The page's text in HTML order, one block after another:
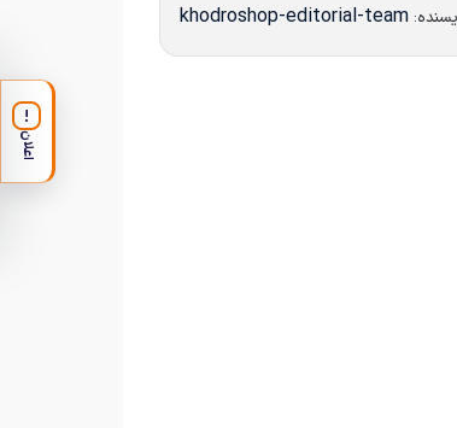
khodroshop-editorial-team
!
اعلان